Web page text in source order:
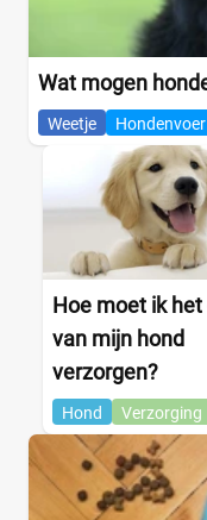
Wat mogen
Weetje Hondenvoer
Hoe moet ik
van mijn hond
verzorgen?
Hond Verzorging